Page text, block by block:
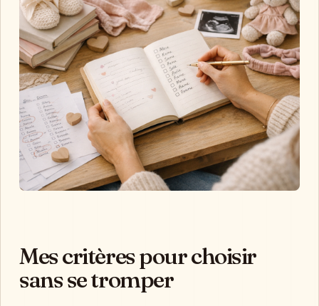
Mes critères pour choisir
sans se tromper